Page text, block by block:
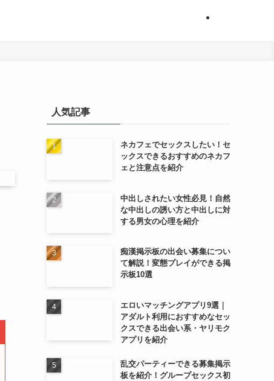
人気記事
ネカフェでセックスしたい！セ
ックスできるおすすめのネカフ
ェと注意点を紹介
中出しされたい女性必見！自然
な中出しの誘い方と中出しに対
する男女の心理を紹介
痴漢掲示板の出会い募集につい
て解説！変態プレイができる掲
示板10選
エロいマッチングアプリ9選｜
アダルト利用におすすめなセッ
クスできる出会い系・ヤリモク
アプリを紹介
乱交パーティーできる募集掲示
板を紹介！グループセックス初